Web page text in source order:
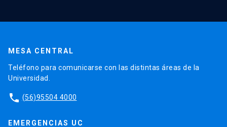
MESA CENTRAL
Teléfono para comunicarse con las distintas áreas de la
Universidad.
phone (56)95504 4000
EMERGENCIAS UC